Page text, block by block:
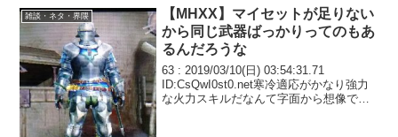
さらに攻撃を続...
雑談・ネタ・界隈
【MHXX】マイセットが足りない
から同じ武器ばっかりってのもあ
るんだろうな
63 : 2019/03/10(日) 03:54:31.71
ID:CsQwI0st0.net寒冷適応がかなり強力
な火力スキルだなんて字面から想像でき